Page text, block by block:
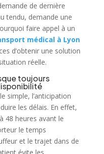
de dernière
tendu, demande une
faire appel à un
médical à Lyon
d’obtenir une solution
réelle.
toujours
simple, l’anticipation
les délais. En effet,
48 heures avant le
le temps
et le trajet dans de
évite les